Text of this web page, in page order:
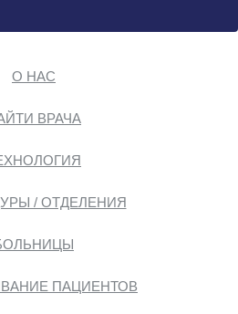
О НАС
ВРАЧА
/ ОТДЕЛЕНИЯ
ПАЦИЕНТОВ